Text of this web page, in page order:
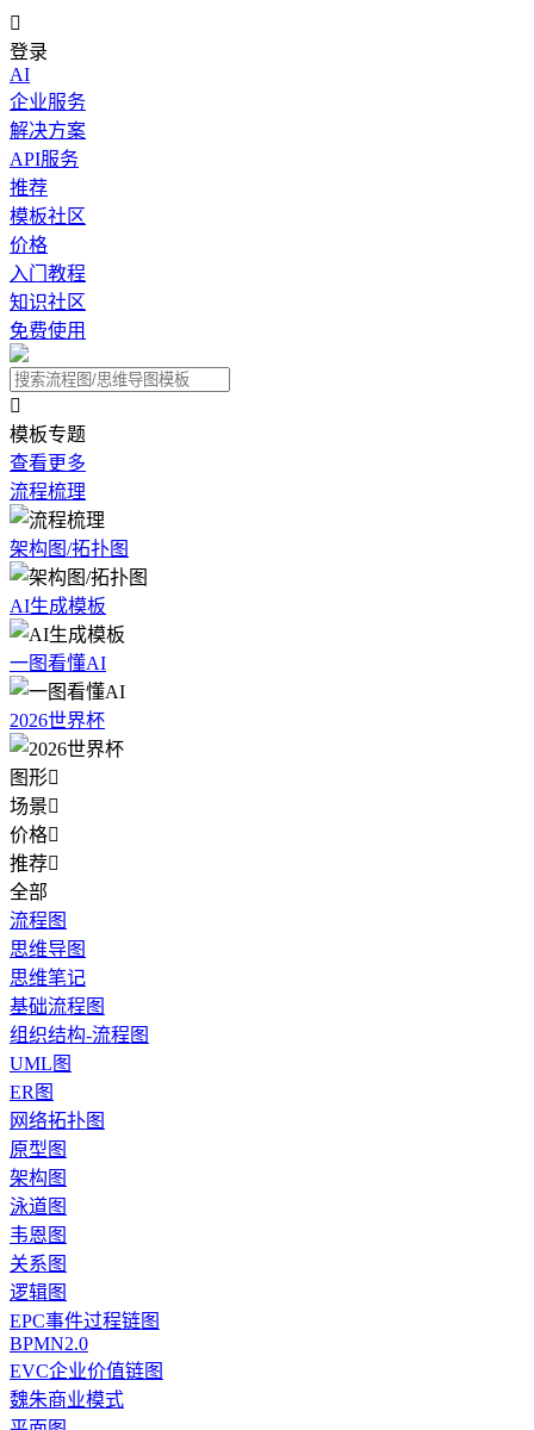

登录
AI
企业服务
解决方案
API服务
推荐
模板社区
价格
入门教程
知识社区
免费使用

模板专题
查看更多
流程梳理
架构图/拓扑图
AI生成模板
一图看懂AI
2026世界杯
图形
场景
价格
推荐
全部
流程图
思维导图
思维笔记
基础流程图
组织结构-流程图
UML图
ER图
网络拓扑图
原型图
架构图
泳道图
韦恩图
关系图
逻辑图
EPC事件过程链图
BPMN2.0
EVC企业价值链图
魏朱商业模式